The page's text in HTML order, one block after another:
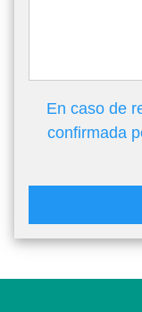
En caso de
confirmada